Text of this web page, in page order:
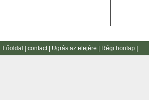
Főoldal | contact | Ugrás az elejére | Régi honlap |